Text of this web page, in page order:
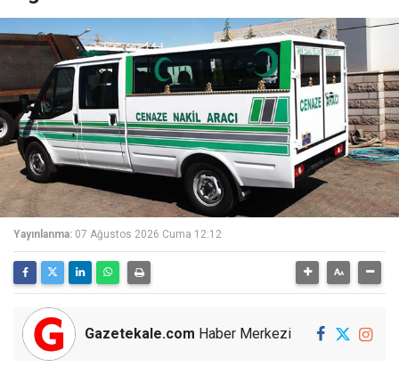
Yayınlanma: 07 Ağustos 2026 Cuma 12:12
Gazetekale.com Haber Merkezi